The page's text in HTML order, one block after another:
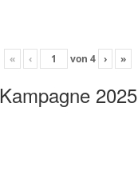
« ‹ von 4 › »
Kampagne 2025